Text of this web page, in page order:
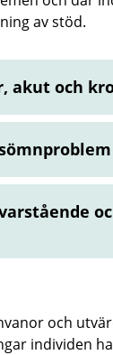
av stöd.
akut och
och
individen